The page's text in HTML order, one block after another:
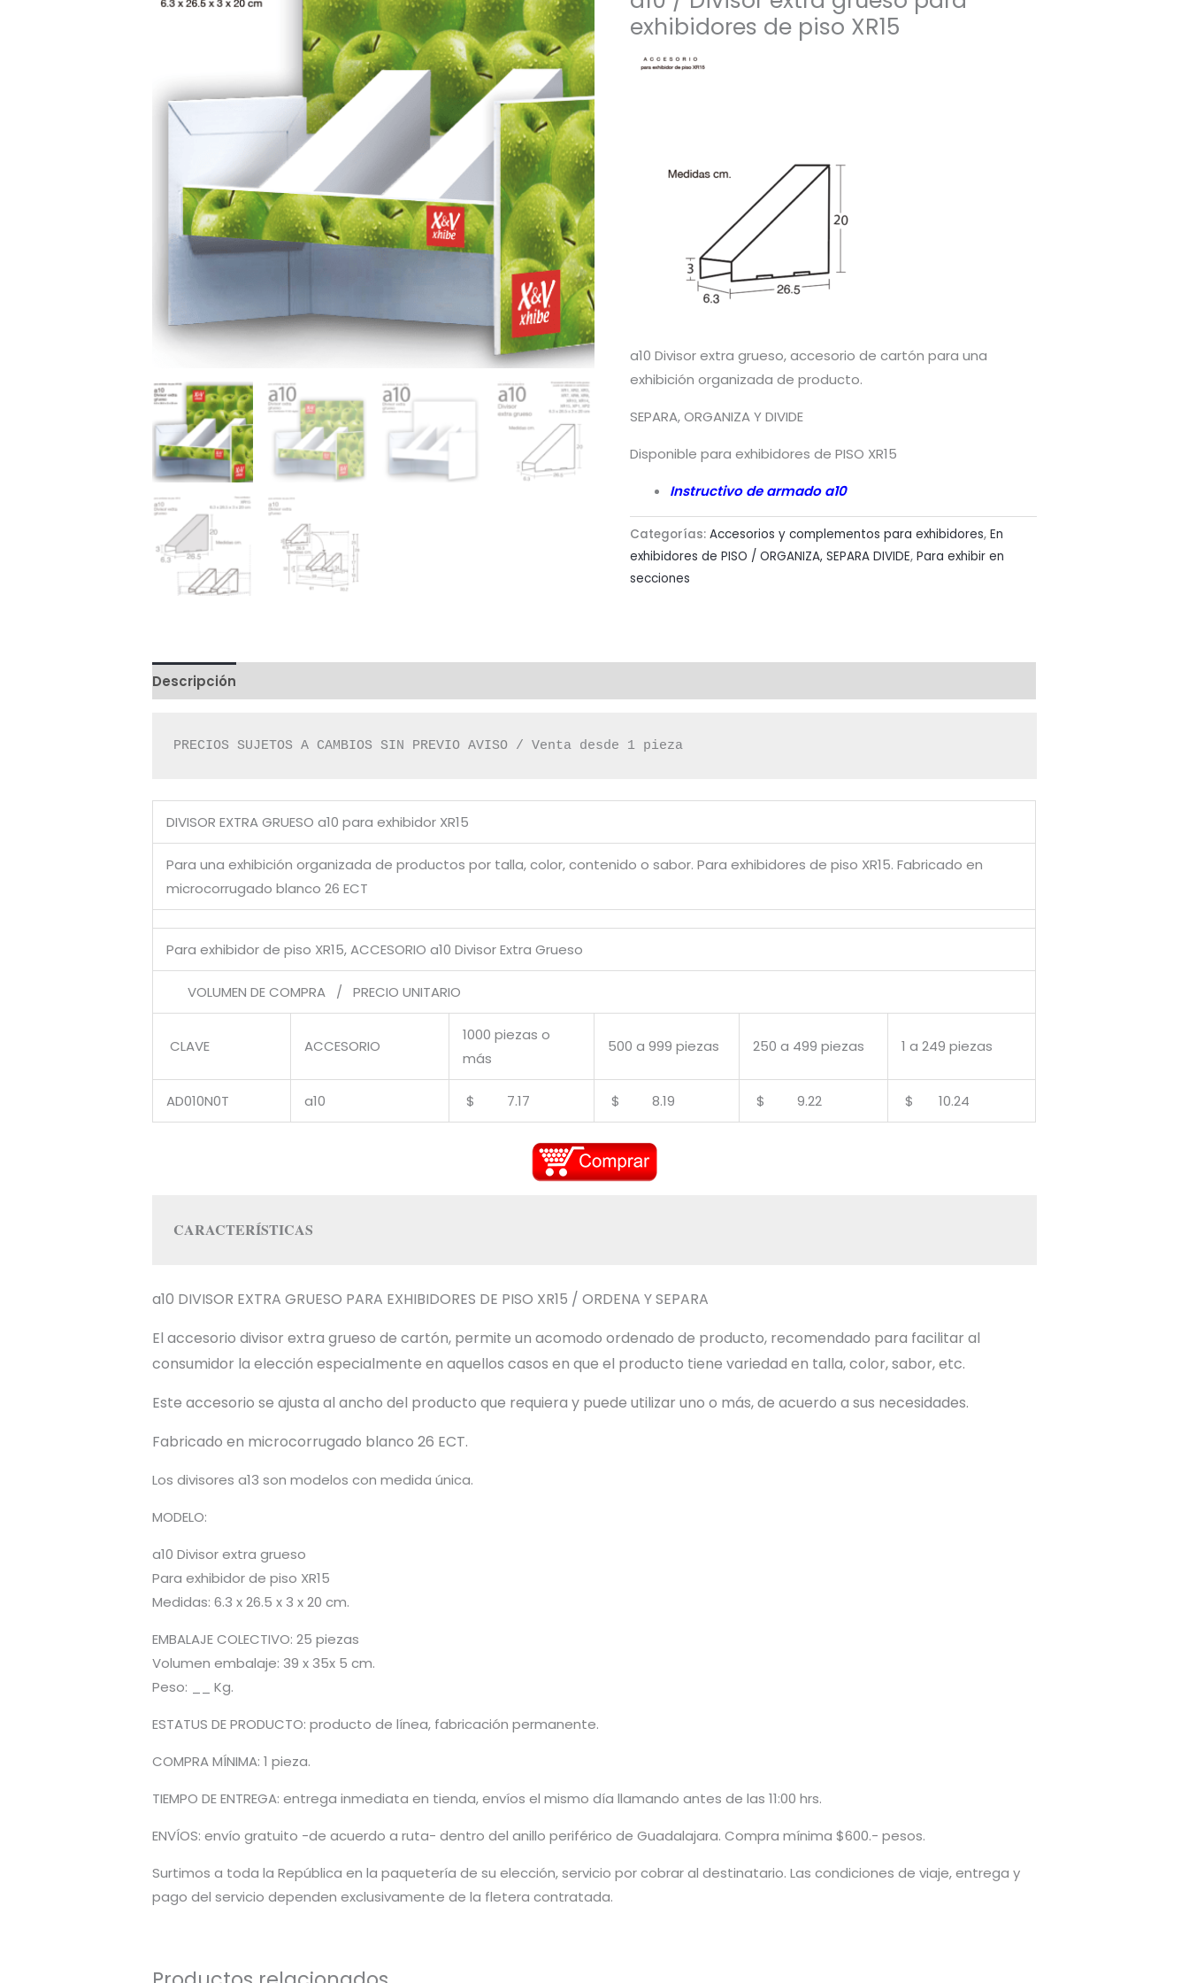
exhibidores de piso XR15
a10 Divisor extra grueso, accesorio de cartón para una
exhibición organizada de producto.
SEPARA, ORGANIZA Y DIVIDE
Disponible para exhibidores de PISO XR15
Instructivo de armado a10
Categorías: Accesorios y complementos para exhibidores, En
exhibidores de PISO / ORGANIZA, SEPARA DIVIDE, Para exhibir en
secciones
Descripción
PRECIOS SUJETOS A CAMBIOS SIN PREVIO AVISO / Venta desde 1 pieza
DIVISOR EXTRA GRUESO a10 para exhibidor XR15
Para una exhibición organizada de productos por talla, color, contenido o sabor. Para exhibidores de piso XR15. Fabricado en
microcorrugado blanco 26 ECT
Para exhibidor de piso XR15, ACCESORIO a10 Divisor Extra Grueso
VOLUMEN DE COMPRA / PRECIO UNITARIO
CLAVE ACCESORIO
1000 piezas o
más
500 a 999 piezas 250 a 499 piezas 1 a 249 piezas
AD010N0T a10 $ 7.17 $ 8.19 $ 9.22 $ 10.24
CARACTERÍSTICAS
a10 DIVISOR EXTRA GRUESO PARA EXHIBIDORES DE PISO XR15 / ORDENA Y SEPARA
El accesorio divisor extra grueso de cartón, permite un acomodo ordenado de producto, recomendado para facilitar al
consumidor la elección especialmente en aquellos casos en que el producto tiene variedad en talla, color, sabor, etc.
Este accesorio se ajusta al ancho del producto que requiera y puede utilizar uno o más, de acuerdo a sus necesidades.
Fabricado en microcorrugado blanco 26 ECT.
Los divisores a13 son modelos con medida única.
MODELO:
a10 Divisor extra grueso
Para exhibidor de piso XR15
Medidas: 6.3 x 26.5 x 3 x 20 cm.
EMBALAJE COLECTIVO: 25 piezas
Volumen embalaje: 39 x 35x 5 cm.
Peso: __ Kg.
ESTATUS DE PRODUCTO: producto de línea, fabricación permanente.
COMPRA MÍNIMA: 1 pieza.
TIEMPO DE ENTREGA: entrega inmediata en tienda, envíos el mismo día llamando antes de las 11:00 hrs.
ENVÍOS: envío gratuito -de acuerdo a ruta- dentro del anillo periférico de Guadalajara. Compra mínima $600.- pesos.
Surtimos a toda la República en la paquetería de su elección, servicio por cobrar al destinatario. Las condiciones de viaje, entrega y
pago del servicio dependen exclusivamente de la fletera contratada.